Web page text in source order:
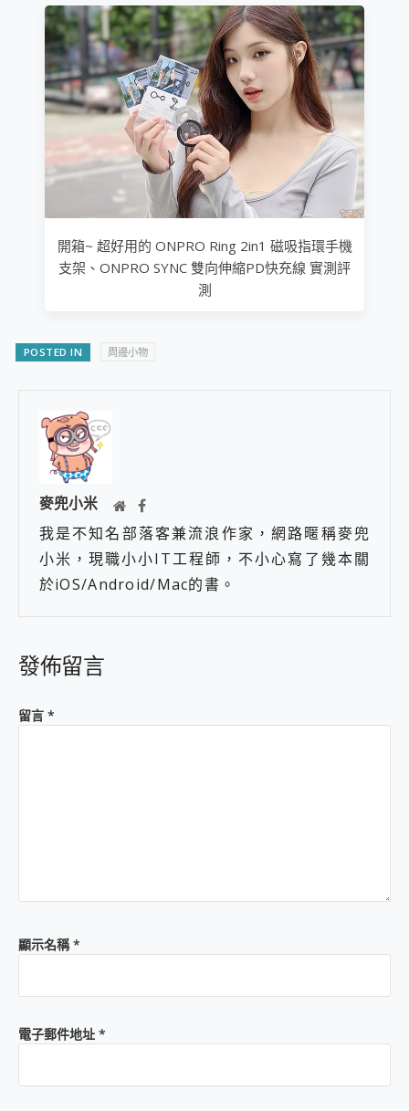
開箱~ 超好用的 ONPRO Ring 2in1 磁吸指環手機
支架、ONPRO SYNC 雙向伸縮PD快充線 實測評
測
POSTED IN 周邊小物
麥兜小米
我是不知名部落客兼流浪作家，網路暱稱麥兜
小米，現職小小IT工程師，不小心寫了幾本關
於iOS/Android/Mac的書。
發佈留言
留言 *
顯示名稱*
電子郵件地址 *